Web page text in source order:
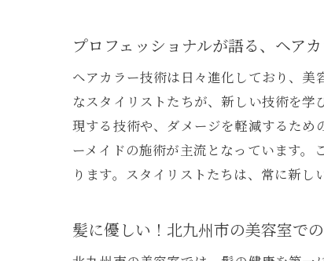
プロフェッショナルが語る、ヘア
ヘアカラー技術は日々進化しており、
なスタイリストたちが、新しい技術を
現する技術や、ダメージを軽減するた
ーメイドの施術が主流となっています
ります。スタイリストたちは、常に新し
髪に優しい！北九州市の美容室で